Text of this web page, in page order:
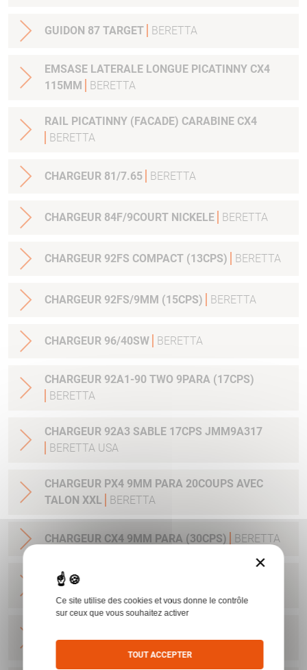
GUIDON 87 TARGET BERETTA
EMSASE LATERALE LONGUE PICATINNY CX4
115MM
BERETTA
RAIL PICATINNY (FACADE) CARABINE CX4
BERETTA
CHARGEUR 81/7.65 BERETTA
CHARGEUR 84F/9COURT NICKELE BERETTA
CHARGEUR 92FS COMPACT (13CPS) BERETTA
CHARGEUR 92FS/9MM (15CPS) BERETTA
CHARGEUR 96/40SW BERETTA
CHARGEUR 92A1-90 TWO 9PARA (17CPS)
BERETTA
CHARGEUR 92A3 SABLE 17CPS JMM9A317
BERETTA USA
CHARGEUR PX4 9MM PARA 20COUPS AVEC
TALON XXL
BERETTA
CHARGEUR CX4 9MM PARA (30CPS) BERETTA
CHARGEUR NANO 9PARA/6CPS UD5A0910
BERETTA USA
×
Ce site utilise des cookies et vous donne le contrôle
sur ceux que vous souhaitez activer
TOUT ACCEPTER